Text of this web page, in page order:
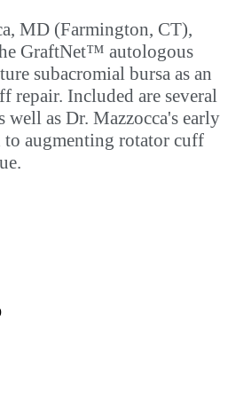
MD (Farmington, CT),
GraftNet™ autologous
subacromial bursa as an
repair. Included are several
well as Dr. Mazzocca's early
augmenting rotator cuff